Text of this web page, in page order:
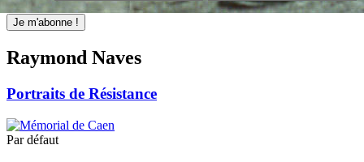
Raymond Naves
Portraits de Résistance
Par défaut